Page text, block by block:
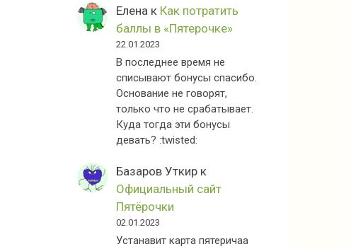
Елена к Как потратить
баллы в «Пятерочке»
22.01.2023
В последнее время не
списывают бонусы спасибо.
Основание не говорят,
только что не срабатывает.
Куда тогда эти бонусы
девать? :twisted:
Базаров Уткир к
Официальный сайт
Пятёрочки
02.01.2023
Устанавит карта пятеричаа